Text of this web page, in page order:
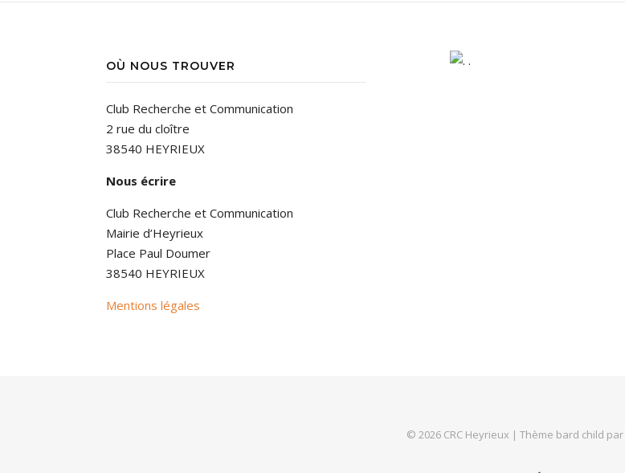
OÙ NOUS TROUVER
Club Recherche et Communication
2 rue du cloître
38540 HEYRIEUX
Nous écrire
Club Recherche et Communication
Mairie d’Heyrieux
Place Paul Doumer
38540 HEYRIEUX
Mentions légales
© 2026 CRC Heyrieux | Thème bard child par